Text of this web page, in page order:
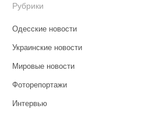
Рубрики
Одесские новости
Украинские новости
Мировые новости
Фоторепортажи
Интервью